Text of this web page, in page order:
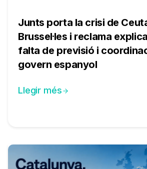
Junts porta la crisi de
Brussel·les i reclama
falta de previsió i
govern espanyol
Llegir més